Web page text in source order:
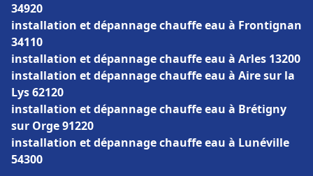
34920
installation et dépannage chauffe eau à Frontignan
34110
installation et dépannage chauffe eau à Arles 13200
installation et dépannage chauffe eau à Aire sur la
Lys 62120
installation et dépannage chauffe eau à Brétigny
sur Orge 91220
installation et dépannage chauffe eau à Lunéville
54300